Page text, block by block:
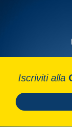
Iscriviti alla